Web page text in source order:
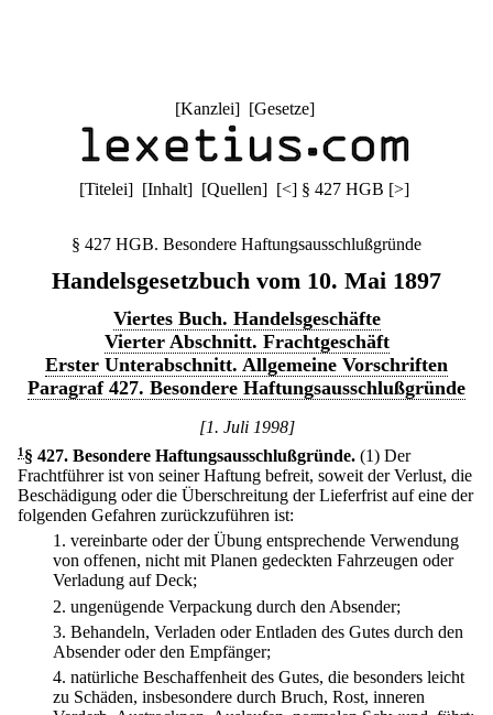
[Kanzlei] [Gesetze]
[Titelei] [Inhalt] [Quellen] [<] § 427 HGB [>]
§ 427 HGB. Besondere Haftungsausschlußgründe
Handelsgesetzbuch vom 10. Mai 1897
Viertes Buch. Handelsgeschäfte
Vierter Abschnitt. Frachtgeschäft
Erster Unterabschnitt. Allgemeine Vorschriften
Paragraf 427. Besondere Haftungsausschlußgründe
[1. Juli 1998]
1 § 427. Besondere Haftungsausschlußgründe. (1) Der
Frachtführer ist von seiner Haftung befreit, soweit der Verlust, die
Beschädigung oder die Überschreitung der Lieferfrist auf eine der
folgenden Gefahren zurückzuführen ist:
1. vereinbarte oder der Übung entsprechende Verwendung
von offenen, nicht mit Planen gedeckten Fahrzeugen oder
Verladung auf Deck;
2. ungenügende Verpackung durch den Absender;
3. Behandeln, Verladen oder Entladen des Gutes durch den
Absender oder den Empfänger;
4. natürliche Beschaffenheit des Gutes, die besonders leicht
zu Schäden, insbesondere durch Bruch, Rost, inneren